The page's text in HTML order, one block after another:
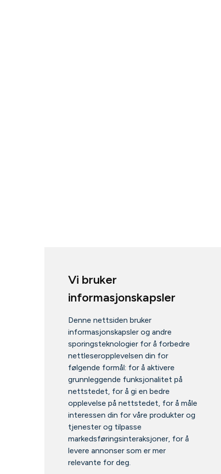
Vi bruker
informasjonskapsler
Denne nettsiden bruker
informasjonskapsler og andre
sporingsteknologier for å forbedre
nettleseropplevelsen din for
følgende formål: for å aktivere
grunnleggende funksjonalitet på
nettstedet, for å gi en bedre
opplevelse på nettstedet, for å måle
interessen din for våre produkter og
tjenester og tilpasse
markedsføringsinteraksjoner, for å
levere annonser som er mer
relevante for deg.